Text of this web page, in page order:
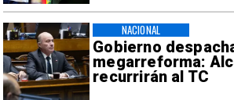
Gobierno
megarreforma:
recurrirán al TC
NACIONAL